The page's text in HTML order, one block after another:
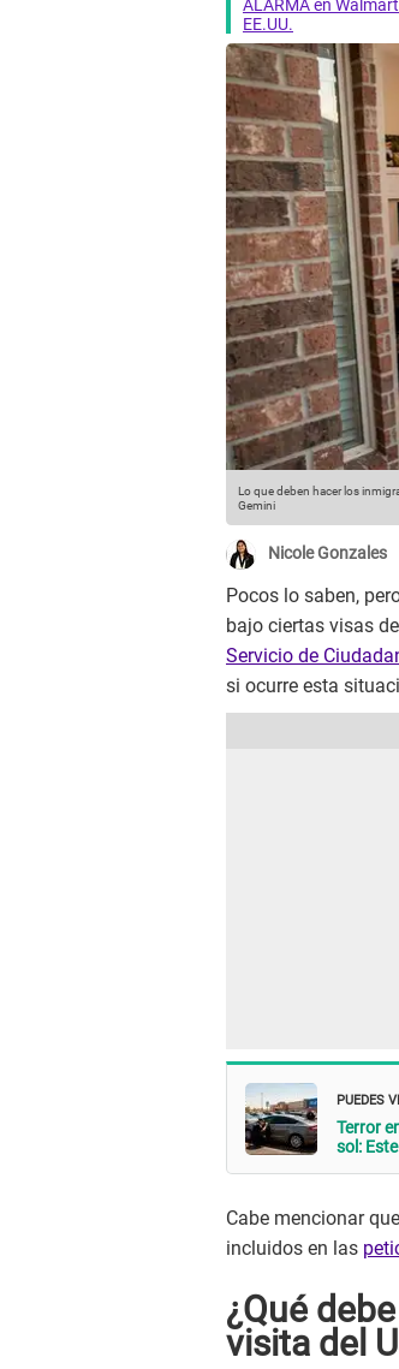
ALARMA en
EE.UU.
Lo que deben hacer los
Gemini
Nicole Gonzales
Pocos lo saben,
bajo ciertas visas
Servicio de
si ocurre esta
PUEDES
Terror
sol:
Cabe mencionar
incluidos en las
¿Qué
visita del